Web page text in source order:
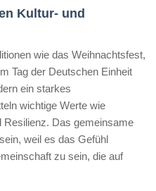
Kultur- und
wie das Weihnachtsfest,
Tag der Deutschen Einheit
ein starkes
wichtige Werte wie
Das gemeinsame
weil es das Gefühl
zu sein, die auf